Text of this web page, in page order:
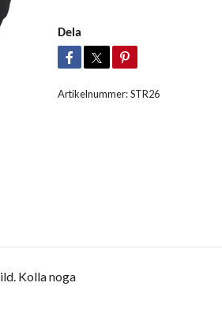
Dela
Artikelnummer:STR26
Kolla noga